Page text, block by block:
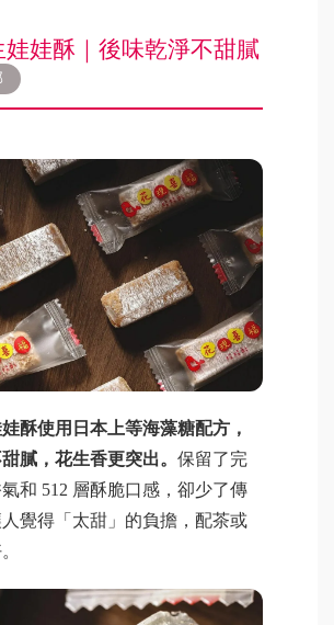
娃娃酥｜後味乾淨不甜膩
酥使用日本上等海藻糖配方，
膩，花生香更突出。 保留了完
和 512 層酥脆口感，卻少了傳
覺得「太甜」的負擔，配茶或